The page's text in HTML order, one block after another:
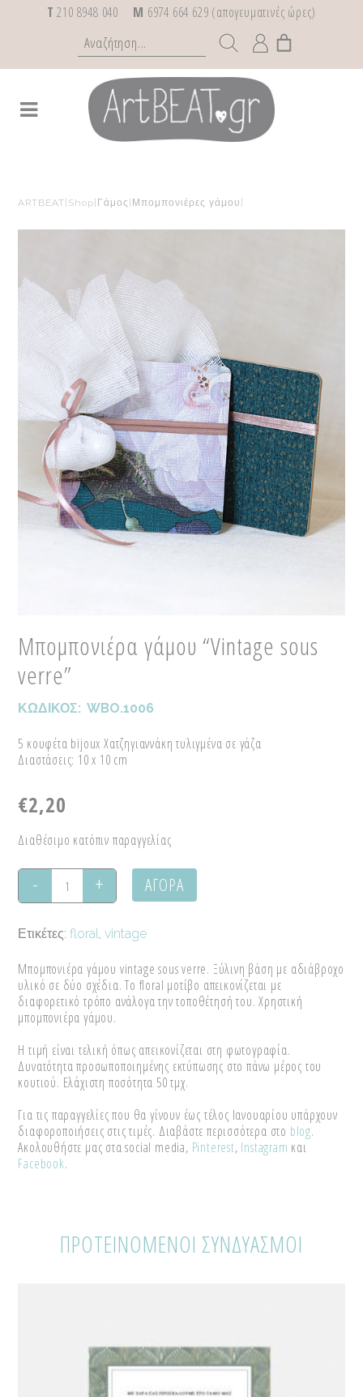
T 210 8948 040 M 6974 664 629 (απογευματινές ώρες)
ARTBEAT Shop Γάμος Μπομπονιέρες γάμου
Μπομπονιέρα γάμου “Vintage sous
verre”
ΚΩΔΙΚΟΣ: WBO.1006
5 κουφέτα bijoux Χατζηγιαννάκη τυλιγμένα σε γάζα
Διαστάσεις: 10 x 10 cm
€2,20
Διαθέσιμο κατόπιν παραγγελίας
Μπομπονιέρα
"Vintage
sous
verre"
ΑΓΟΡΑ
Ετικέτες: floral ,vintage
Μπομπονιέρα γάμου vintage sous verre. Ξύλινη βάση με αδιάβροχο
υλικό σε δύο σχέδια. Το floral μοτίβο απεικονίζεται με
διαφορετικό τρόπο ανάλογα την τοποθέτησή του. Χρηστική
μπομπονιέρα γάμου.
Η τιμή είναι τελική όπως απεικονίζεται στη φωτογραφία.
Δυνατότητα προσωποποιημένης εκτύπωσης στο πάνω μέρος του
κουτιού. Ελάχιστη ποσότητα 50 τμχ.
Για τις παραγγελίες που θα γίνουν έως τέλος Ιανουαρίου υπάρχουν
διαφοροποιήσεις στις τιμές. Διαβάστε περισσότερα στο blog.
Ακολουθήστε μας στα social media, Pinterest, Instagram και
Facebook.
ΠΡΟΤΕΙΝΟΜΕΝΟΙ ΣΥΝΔΥΑΣΜΟΙ